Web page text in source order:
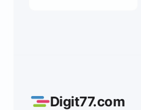
Digit77.com